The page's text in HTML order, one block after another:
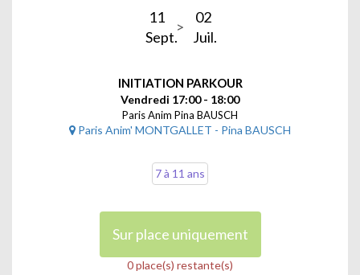
11
Sept.
02
Juil.
INITIATION PARKOUR
Vendredi 17:00 - 18:00
Paris Anim Pina BAUSCH
Paris Anim' MONTGALLET - Pina BAUSCH
7 à 11 ans
Sur place uniquement
0 place(s) restante(s)